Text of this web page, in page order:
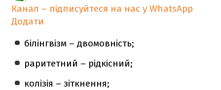
Канал – підписуйтеся на нас у WhatsApp
Додати
білінгвізм – двомовність;
раритетний – рідкісний;
колізія – зіткнення;